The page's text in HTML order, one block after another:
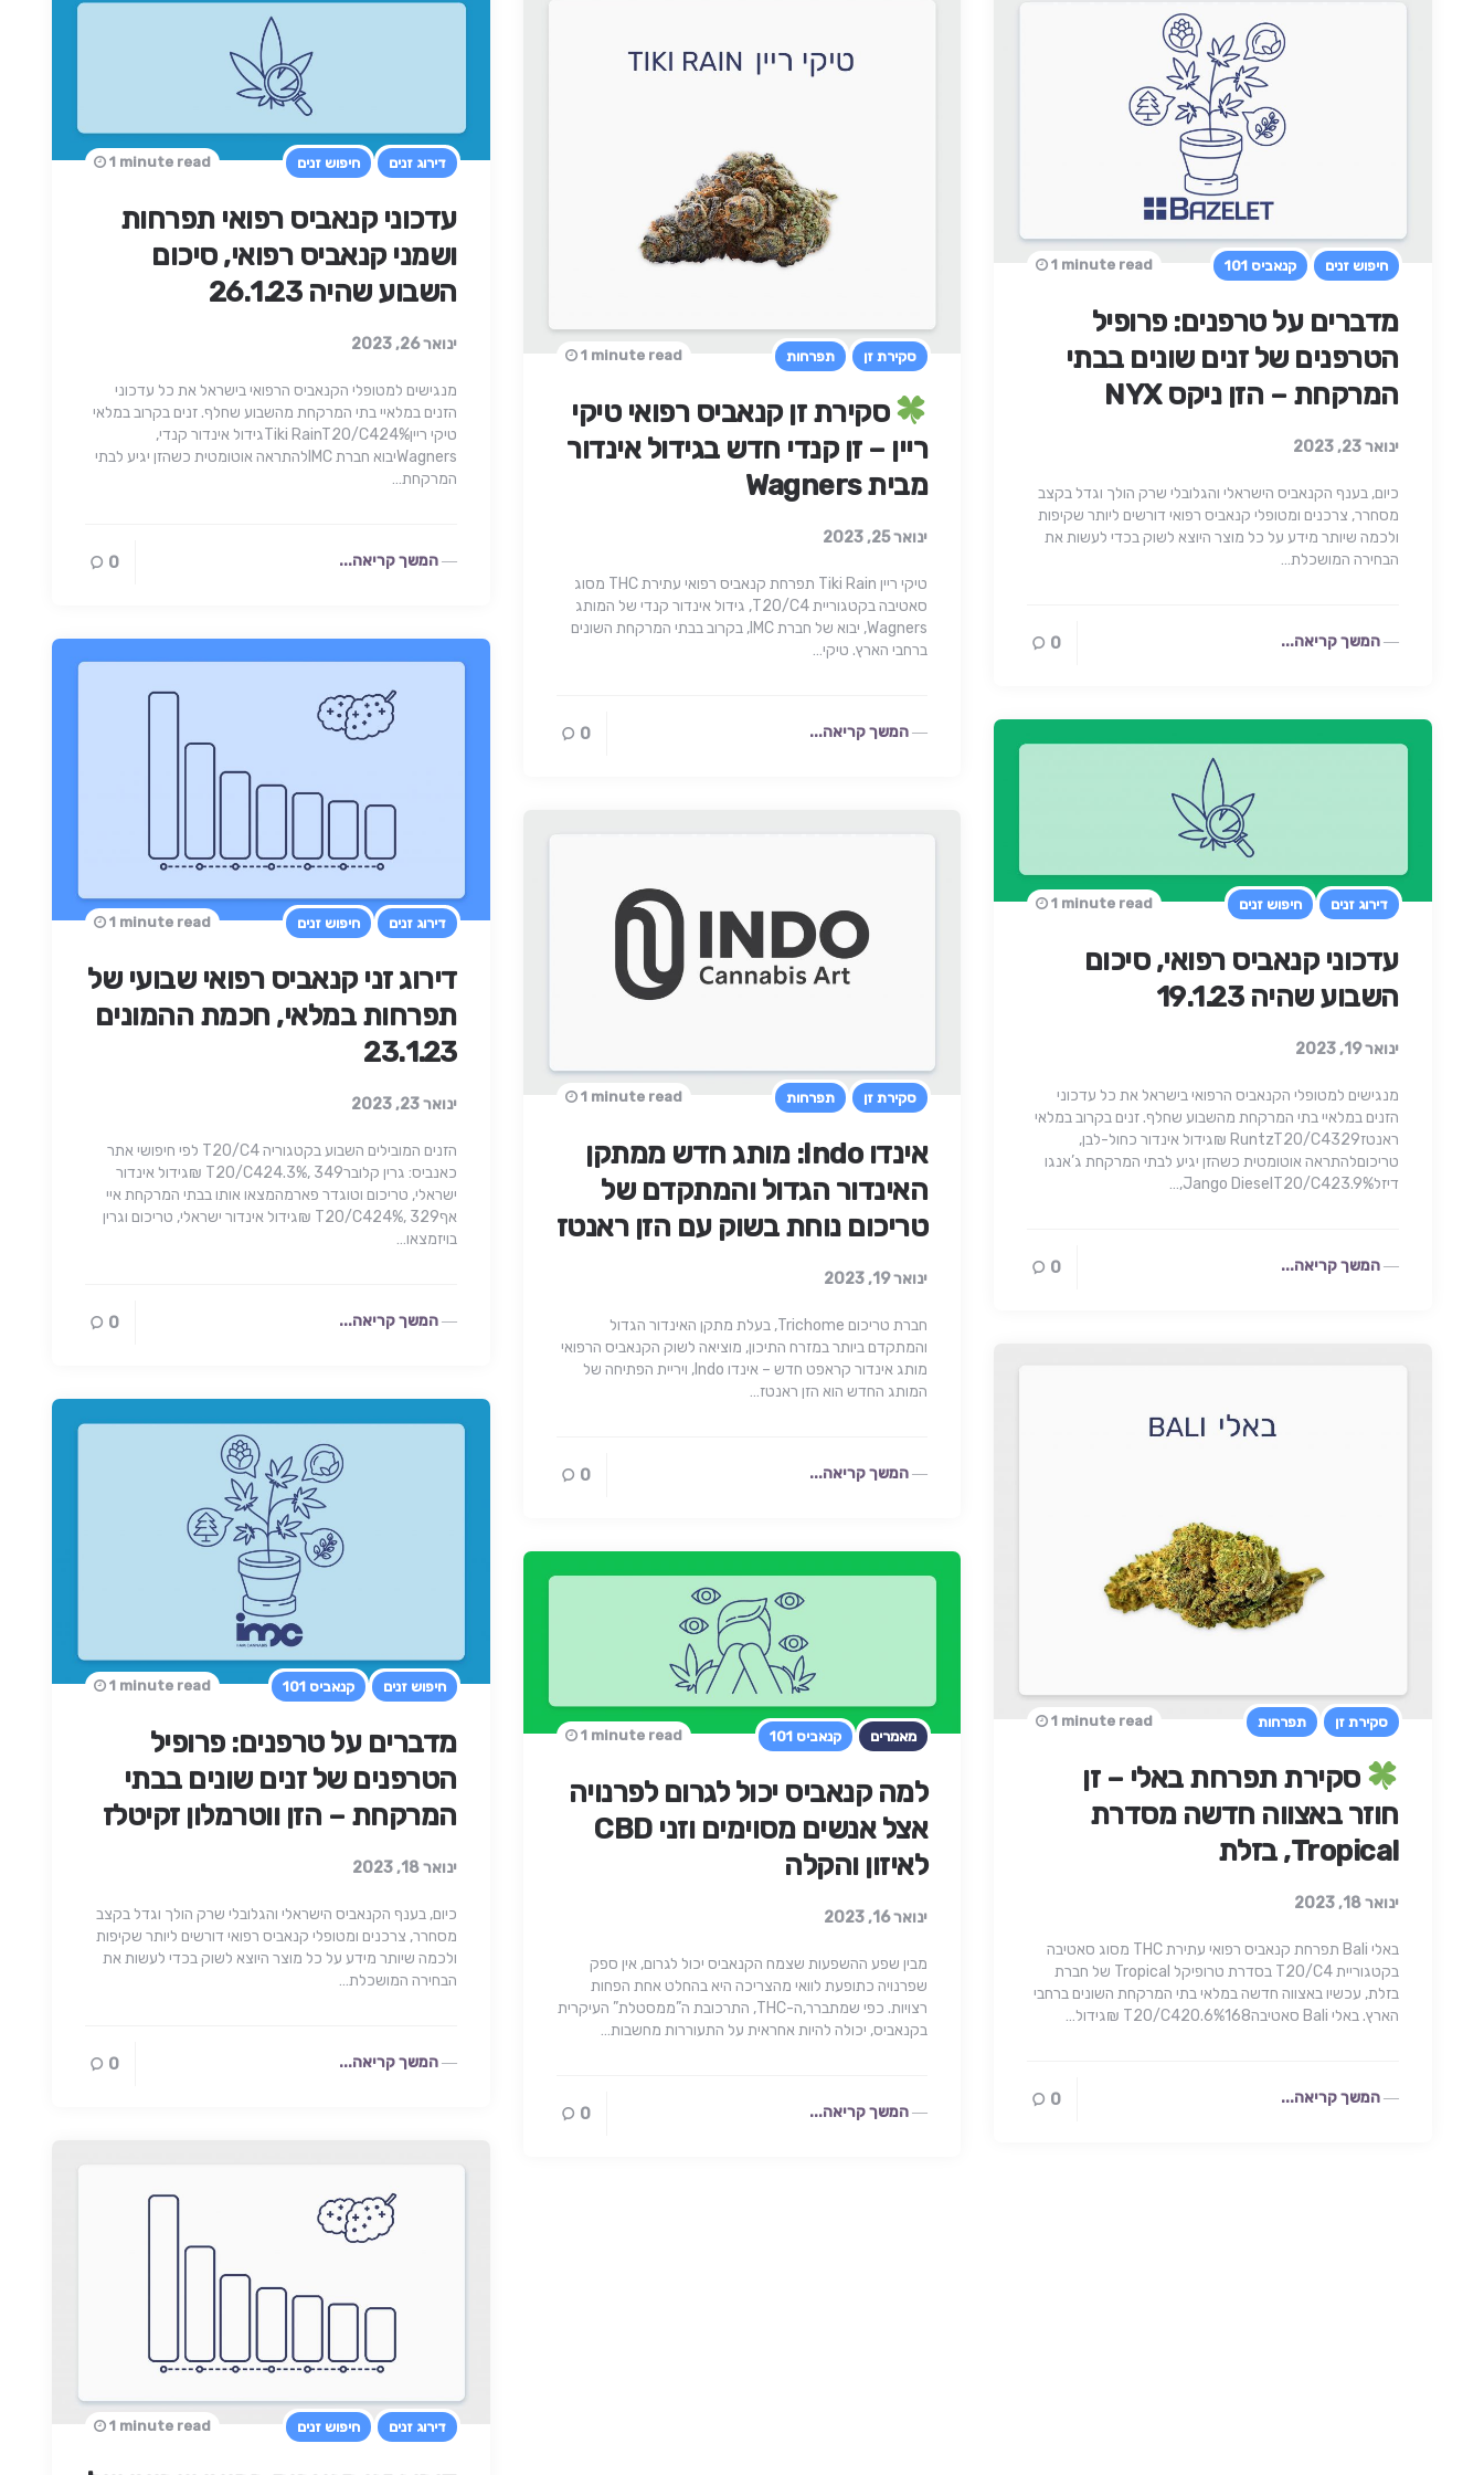
דירוג זנים חיפוש זנים
עדכוני קנאביס רפואי תפרחות
ושמני קנאביס רפואי, סיכום
השבוע שהיה 26.1.23
ינואר 26, 2023
1 minute read
מנגישים למטופלי הקנאביס הרפואי בישראל את כל עדכוני
הזנים במלאיי בתי המרקחת מהשבוע שחלף. זנים בקרוב במלאי
טיקי רייןTiki RainT20/C424%גידול אינדור קנדי,
Wagnersיבוא חברת IMCלהתראה אוטומטית כשהזן יגיע לבתי
המרקחת…
המשך קריאה... 0
סקירת זן תפרחות
סקירת זן קנאביס רפואי טיקי
ריין – זן קנדי חדש בגידול אינדור
מבית Wagners
ינואר 25, 2023
1 minute read
טיקי ריין Tiki Rain תפרחת קנאביס רפואי עתירת THC מסוג
סאטיבה בקטגוריית T20/C4, גידול אינדור קנדי של המותג
Wagners, יבוא של חברת IMC, בקרוב בבתי המרקחת השונים
ברחבי הארץ. טיקי…
המשך קריאה... 0
חיפוש זנים קנאביס 101
מדברים על טרפנים: פרופיל
הטרפנים של זנים שונים בבתי
המרקחת – הזן ניקס NYX
ינואר 23, 2023
1 minute read
כיום, בענף הקנאביס הישראלי והגלובלי שרק הולך וגדל בקצב
מסחרר, צרכנים ומטופלי קנאביס רפואי דורשים ליותר שקיפות
ולכמה שיותר מידע על כל מוצר היוצא לשוק בכדי לעשות את
הבחירה המושכלת…
המשך קריאה... 0
דירוג זנים חיפוש זנים
דירוג זני קנאביס רפואי שבועי של
תפרחות במלאי, חכמת ההמונים
23.1.23
ינואר 23, 2023
1 minute read
הזנים המובילים השבוע בקטגוריה T20/C4 לפי חיפושי אתר
כאנביס: גרין קלוברT20/C424.3%, 349 ₪גידול אינדור
ישראלי, טריכום וטוגדר פארמהמצאו אותו בבתי המרקחת איי
אףT20/C424%, 329 ₪גידול אינדור ישראלי, טריכום וגרין
בויזמצאו…
המשך קריאה... 0
דירוג זנים חיפוש זנים
עדכוני קנאביס רפואי, סיכום
השבוע שהיה 19.1.23
ינואר 19, 2023
1 minute read
מנגישים למטופלי הקנאביס הרפואי בישראל את כל עדכוני
הזנים במלאיי בתי המרקחת מהשבוע שחלף. זנים בקרוב במלאי
ראנטזRuntzT20/C4329 ₪גידול אינדור כחול-לבן,
טריכוםלהתראה אוטומטית כשהזן יגיע לבתי המרקחת ג’אנגו
דיזלJango DieselT20/C423.9%,…
המשך קריאה... 0
סקירת זן תפרחות
אינדו Indo: מותג חדש ממתקן
האינדור הגדול והמתקדם של
טריכום נוחת בשוק עם הזן ראנטז
ינואר 19, 2023
1 minute read
חברת טריכום Trichome, בעלת מתקן האינדור הגדול
והמתקדם ביותר במזרח התיכון, מוציאה לשוק הקנאביס הרפואי
מותג אינדור קראפט חדש – אינדו Indo, ויריית הפתיחה של
המותג החדש הוא הזן ראנטז…
המשך קריאה... 0
סקירת זן תפרחות
סקירת תפרחת באלי – זן
חוזר באצווה חדשה מסדרת
Tropical, בזלת
ינואר 18, 2023
1 minute read
באלי Bali תפרחת קנאביס רפואי עתירת THC מסוג סאטיבה
בקטגוריית T20/C4 בסדרת טרופיקל Tropical של חברת
בזלת, עכשיו באצווה חדשה במלאי בתי המרקחת השונים ברחבי
הארץ. באלי Bali סאטיבהT20/C420.6%168 ₪גידול…
המשך קריאה... 0
חיפוש זנים קנאביס 101
מדברים על טרפנים: פרופיל
הטרפנים של זנים שונים בבתי
המרקחת – הזן ווטרמלון זקיטלז
ינואר 18, 2023
1 minute read
כיום, בענף הקנאביס הישראלי והגלובלי שרק הולך וגדל בקצב
מסחרר, צרכנים ומטופלי קנאביס רפואי דורשים ליותר שקיפות
ולכמה שיותר מידע על כל מוצר היוצא לשוק בכדי לעשות את
הבחירה המושכלת…
המשך קריאה... 0
מאמרים קנאביס 101
למה קנאביס יכול לגרום לפרנויה
אצל אנשים מסוימים וזני CBD
לאיזון והקלה
ינואר 16, 2023
1 minute read
מבין שפע ההשפעות שצמח הקנאביס יכול לגרום, אין ספק
שפרנויה כתופעת לוואי מהצריכה היא בהחלט אחת הפחות
רצויות. כפי שמתברר,ה-THC, התרכובת ה”ממסטלת” העיקרית
בקנאביס, יכולה להיות אחראית על התעוררות מחשבות…
המשך קריאה... 0
דירוג זנים חיפוש זנים 1 minute read